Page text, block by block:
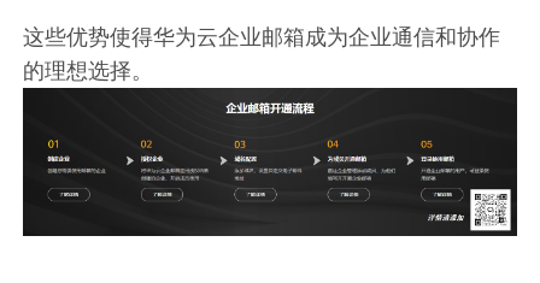
这些优势使得华为云企业邮箱成为企业通信和协作
的理想选择。